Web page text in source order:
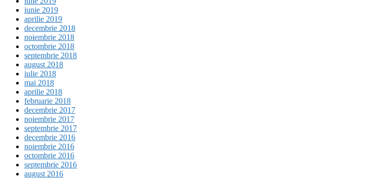
iunie 2019
aprilie 2019
decembrie 2018
noiembrie 2018
octombrie 2018
septembrie 2018
august 2018
iulie 2018
mai 2018
aprilie 2018
februarie 2018
decembrie 2017
noiembrie 2017
septembrie 2017
decembrie 2016
noiembrie 2016
octombrie 2016
septembrie 2016
august 2016